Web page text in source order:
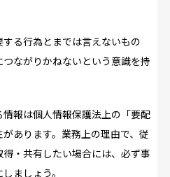
る行為とまでは言えないもの
ながりかねないという意識を持
報は個人情報保護法上の「要配
あります。業務上の理由で、従
・共有したい場合には、必ず事
ましょう。